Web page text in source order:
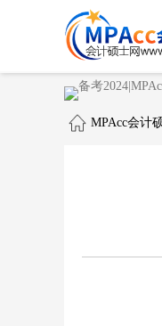
MPAcc会计